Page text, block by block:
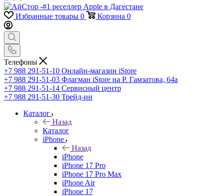
Избранные товары 0 Корзина 0
Телефоны
+7 988 291-51-10 Онлайн-магазин iStore
+7 988 291-51-03 Флагман iStore на Р. Гамзатова, 64а
+7 988 291-51-14 Сервисный центр
+7 988 291-51-30 Трейд-ин
Каталог
Назад
Каталог
iPhone
Назад
iPhone
iPhone 17 Pro
iPhone 17 Pro Max
iPhone Air
iPhone 17